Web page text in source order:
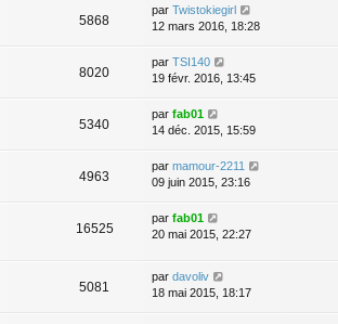
5868
par Twistokiegirl
12 mars 2016, 18:28
8020
par TSI140
19 févr. 2016, 13:45
5340
par fab01
14 déc. 2015, 15:59
4963
par mamour-2211
09 juin 2015, 23:16
16525
par fab01
20 mai 2015, 22:27
5081
par davoliv
18 mai 2015, 18:17